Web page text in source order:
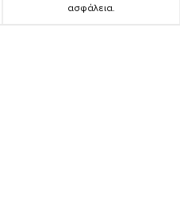
ασφάλεια.